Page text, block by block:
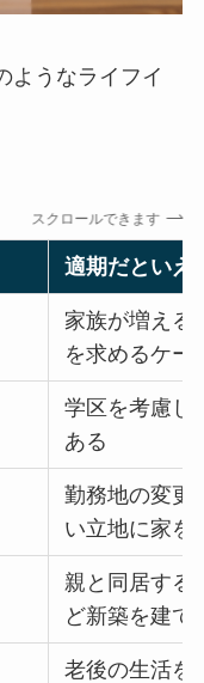
ようなライフイ
スクロールできます
適期だといえ
家族が増える
を求めるケー
学区を考慮し
ある
勤務地の変更
い立地に家を
親と同居する
ど新築を建て
老後の生活を